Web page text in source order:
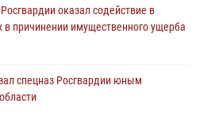
оказал содействие в
причинении имущественного ущерба
спецназ Росгвардии юным